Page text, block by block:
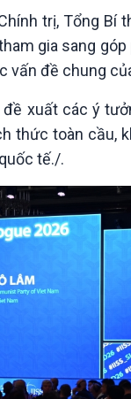
Thể thaotrị, Tổng Bí
gia sang
vấn đề chung
xuất các ý
thức toàn cầu,
tế./.